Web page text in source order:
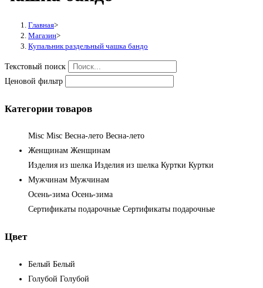
Главная>
Магазин>
Купальник раздельный чашка бандо
Текстовый поиск
Ценовой фильтр
Категории товаров
Misc Misc Весна-лето Весна-лето
Женщинам Женщинам
Изделия из шелка Изделия из шелка Куртки Куртки
Мужчинам Мужчинам
Осень-зима Осень-зима
Сертификаты подарочные Сертификаты подарочные
Цвет
Белый Белый
Голубой Голубой